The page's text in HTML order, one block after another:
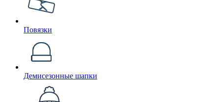
Повязки
Демисезонные шапки